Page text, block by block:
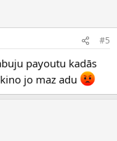
#5
payoutu kadās
jo maz adu